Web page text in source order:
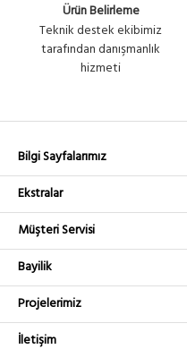
Ürün Belirleme
Teknik destek ekibimiz
tarafından danışmanlık
hizmeti
Bilgi Sayfalarımız
Ekstralar
Müşteri Servisi
Bayilik
Projelerimiz
İletişim